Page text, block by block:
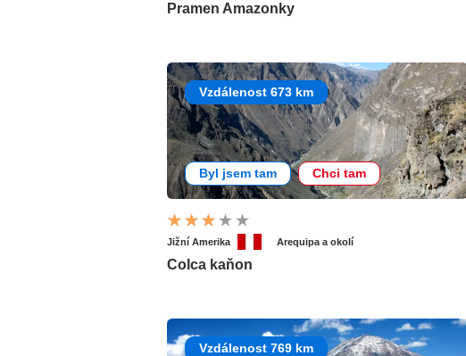
Pramen Amazonky
Vzdálenost 673 km
Byl jsem tam Chci tam
Jižní Amerika Arequipa a okolí
Colca kaňon
Vzdálenost 769 km